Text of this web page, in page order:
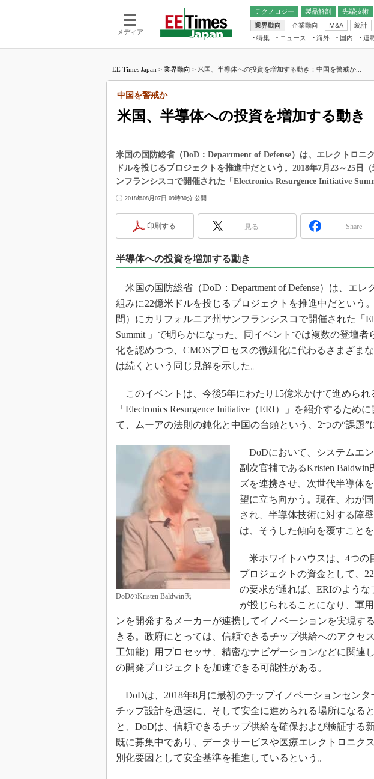
メディア
テクノロジー 製品解剖
先端技術
電池／エネルギー
アナログ
マイコン
業界動向
企業動向 M&A 統計
フィジカル
読者調査
IoT
電源設計（
特集 ニュース 海外 国内
連
福田昭のデバイス通信
大山聡の業界スコープ
大原雄介のエレ・組み込みプレイバ
リタイア直前エンジニアの社会人大
学漂流記
世界を「数字」で回してみよう
この10年で起こったこと、次の10年
で起こること
製品分解で探るアジアの新トレンド
“異端児エンジニア”が仕掛けた社内
改革、執念の180日
イノベーションは日本を救うのか
JASA発IoT通信
IHSアナリスト「未来展望」
電子ブックレット
EE Times Japan > 業界動向 > 米国、半導体への投資を増加する動き：中国を警戒か...
米国、半導体への投資を増加する動き
中国を警戒か
米国の国防総省（DoD：Department of Defense）は、エレクトロニ
ドルを投じるプロジェクトを推進中だという。2018年7月23～25日
ンフランシスコで開催された「Electronics Resurgence Initiative
2018年08月07日 09時30分 公開
印刷する 見る Share
半導体への投資を増加する動き
米国の国防総省（DoD：Department of Defense）は、エレ
組みに22億米ドルを投じるプロジェクトを推進中だという
間）にカリフォルニア州サンフランシスコで開催された「
Summit 」で明らかになった。同イベントでは複数の登壇
化を認めつつ、CMOSプロセスの微細化に代わるさまざま
は続くという同じ見解を示した。
このイベントは、今後5年にわたり15億米かけて進められ
「Electronics Resurgence Initiative（ERI）」を紹介するため
て、ムーアの法則の鈍化と中国の台頭という、2つの“課題”
DoDのKristen Baldwin氏
DoDにおいて、システムエ
副次官補であるKristen
ズを連携させ、次世代半導体
望に立ち向かう。現在、わが
され、半導体技術に対する障
は、そうした傾向を覆すこと
米ホワイトハウスは、4つの
プロジェクトの資金として、
の要求が通れば、ERIのよう
が投じられることになり、軍
ンを開発するメーカーが連携してイノベーションを実現す
きる。政府にとっては、信頼できるチップ供給へのアクセ
工知能）用プロセッサ、精密なナビゲーションなどに関連
の開発プロジェクトを加速できる可能性がある。
DoDは、2018年8月に最初のチップイノベーションセンタ
チップ設計を迅速に、そして安全に進められる場所になる
と、DoDは、信頼できるチップ供給を確保および検証する
既に募集中であり、データサービスや医療エレクトロニク
別化要因として安全基準を推進しているという。